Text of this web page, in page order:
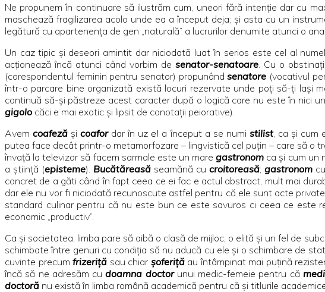
Ne propunem în continuare să ilustrăm cum, uneori fără intenţie dar cu
maschează fragilizarea acolo unde ea a început deja; şi asta cu un
legătură cu apartenenţa de gen „naturală” a lucrurilor denumite atunci o
Un caz tipic şi deseori amintit dar niciodată luat în serios este cel al
acţionează încă atunci când vorbim desenator-senatoare. Cu o
(corespondentul feminin pentru senator) propunândsenatore (vocativul
într-o parcare bine organizată există locuri rezervate unde poţi să-ţi laşi
continuă să-şi păstreze acest caracter după o logică care nu este în nici
gigolo căci e mai exotic şi lipsit de conotaţii peiorative).
Avemcoafeză şicoafordar în uzel a început a se numi stilist, ca şi cum
putea face decât printr-o metamorfozare – lingvistică cel puţin – care să o
învaţă la televizor să facem sarmale este un maregastronom ca şi cum un
a ştiinţă (episteme). Bucătăreasăseamănă cu croitoreasă; gastronomcu
concret de a găti când în fapt ceea ce ei fac e actul abstract, mult mai
dar ele nu vor fi niciodată recunoscute astfel pentru că ele sunt acte
standard culinar pentru că nu este bun ce este savuros ci ceea ce este
economic „productiv”.
Ca şi societatea, limba pare să aibă o clasă de mijloc, o elită şi un fel de
schimbate între genuri cu condiţia să nu aducă cu ele şi o schimbare de
cuvinte precumfrizeriţă sau chiar şoferiţăau întâmpinat mai puţină
încă să ne adresăm cudoamna doctorunui medic-femeie pentru că
doctoră nu există în limba română academică pentru că şi titlurile